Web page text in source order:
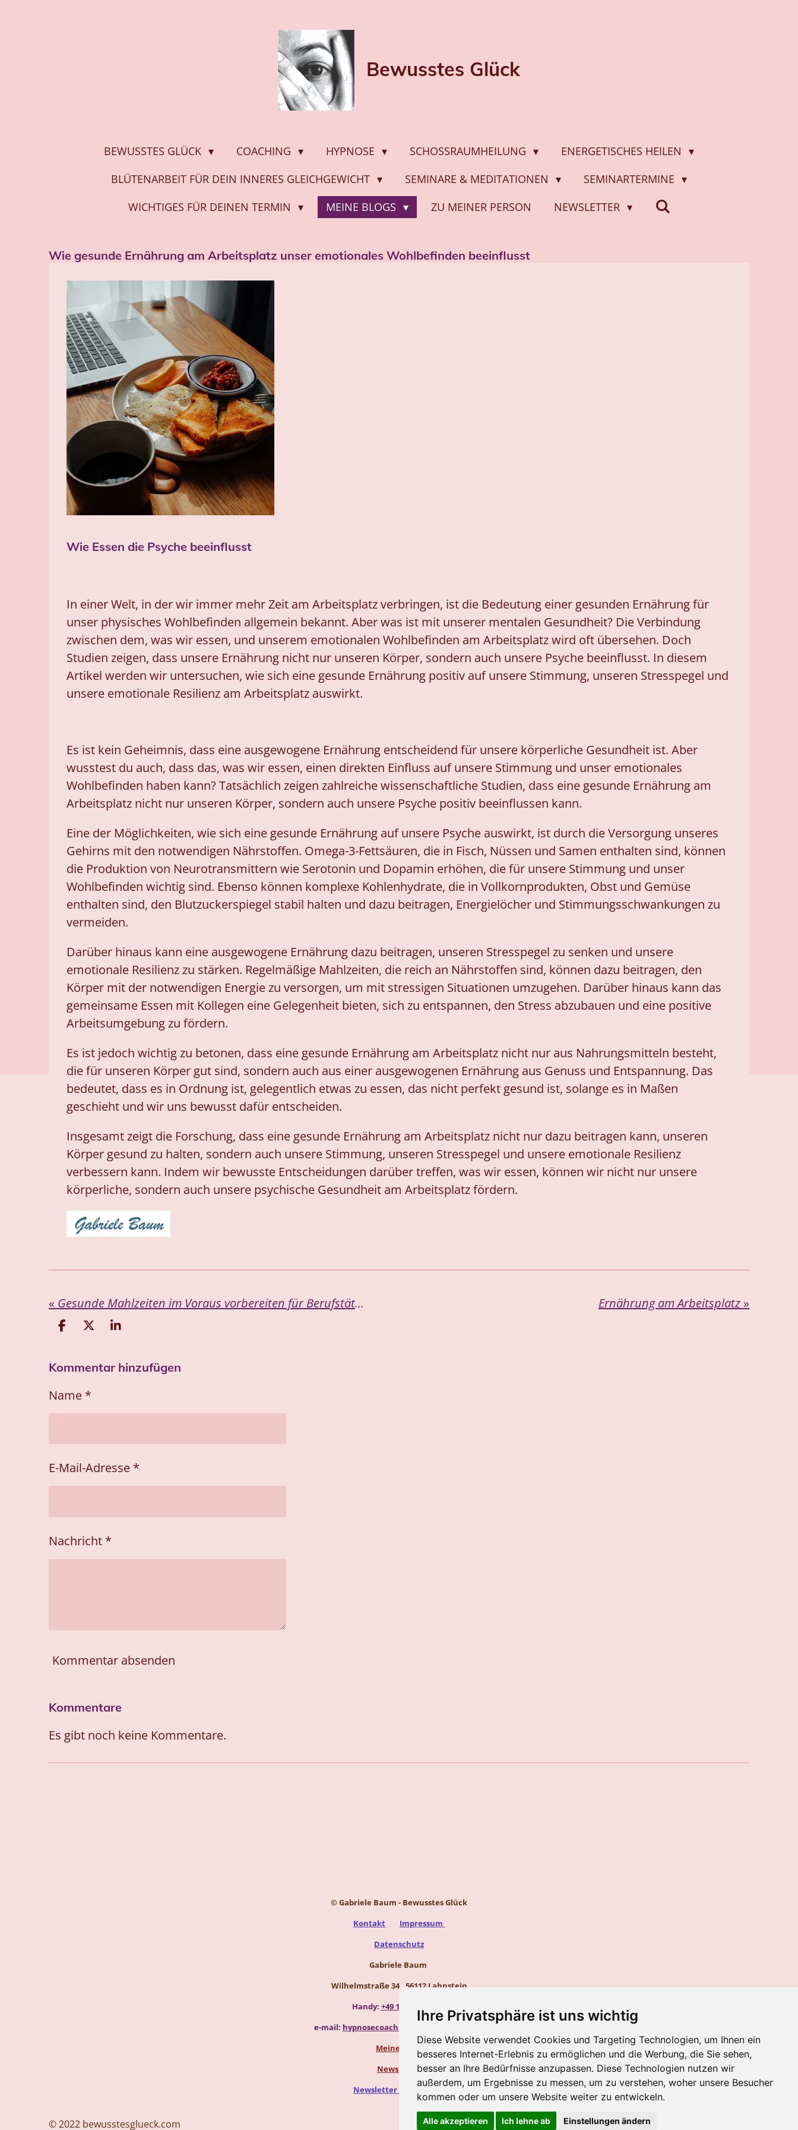
Ihre Privatsphäre ist uns wichtig
Diese Website verwendet Cookies und Targeting Technologien, um Ihnen ein
besseres Internet-Erlebnis zu ermöglichen und die Werbung, die Sie sehen,
besser an Ihre Bedürfnisse anzupassen. Diese Technologien nutzen wir
außerdem, um Ergebnisse zu messen, um zu verstehen, woher unsere Besucher
kommen oder um unsere Website weiter zu entwickeln.
Alle akzeptieren Ich lehne ab Einstellungen ändern
Bewusstes Glück
BEWUSSTES GLÜCK COACHING HYPNOSE SCHOSSRAUMHEILUNG
ENERGETISCHES HEILEN
BLÜTENARBEIT FÜR DEIN INNERES GLEICHGEWICHT
SEMINARE & MEDITATIONEN
SEMINARTERMINE
WICHTIGES FÜR DEINEN TERMIN
MEINE BLOGS ZU MEINER PERSON NEWSLETTER
Wie gesunde Ernährung am Arbeitsplatz unser emotionales Wohlbefinden beeinflusst
Wie Essen die Psyche beeinflusst
In einer Welt, in der wir immer mehr Zeit am Arbeitsplatz verbringen, ist die Bedeutung einer gesunden Ernährung für
unser physisches Wohlbefinden allgemein bekannt. Aber was ist mit unserer mentalen Gesundheit? Die Verbindung
zwischen dem, was wir essen, und unserem emotionalen Wohlbefinden am Arbeitsplatz wird oft übersehen. Doch
Studien zeigen, dass unsere Ernährung nicht nur unseren Körper, sondern auch unsere Psyche beeinflusst. In diesem
Artikel werden wir untersuchen, wie sich eine gesunde Ernährung positiv auf unsere Stimmung, unseren Stresspegel und
unsere emotionale Resilienz am Arbeitsplatz auswirkt.
Es ist kein Geheimnis, dass eine ausgewogene Ernährung entscheidend für unsere körperliche Gesundheit ist. Aber
wusstest du auch, dass das, was wir essen, einen direkten Einfluss auf unsere Stimmung und unser emotionales
Wohlbefinden haben kann? Tatsächlich zeigen zahlreiche wissenschaftliche Studien, dass eine gesunde Ernährung am
Arbeitsplatz nicht nur unseren Körper, sondern auch unsere Psyche positiv beeinflussen kann.
Eine der Möglichkeiten, wie sich eine gesunde Ernährung auf unsere Psyche auswirkt, ist durch die Versorgung unseres
Gehirns mit den notwendigen Nährstoffen. Omega-3-Fettsäuren, die in Fisch, Nüssen und Samen enthalten sind, können
die Produktion von Neurotransmittern wie Serotonin und Dopamin erhöhen, die für unsere Stimmung und unser
Wohlbefinden wichtig sind. Ebenso können komplexe Kohlenhydrate, die in Vollkornprodukten, Obst und Gemüse
enthalten sind, den Blutzuckerspiegel stabil halten und dazu beitragen, Energielöcher und Stimmungsschwankungen zu
vermeiden.
Darüber hinaus kann eine ausgewogene Ernährung dazu beitragen, unseren Stresspegel zu senken und unsere
emotionale Resilienz zu stärken. Regelmäßige Mahlzeiten, die reich an Nährstoffen sind, können dazu beitragen, den
Körper mit der notwendigen Energie zu versorgen, um mit stressigen Situationen umzugehen. Darüber hinaus kann das
gemeinsame Essen mit Kollegen eine Gelegenheit bieten, sich zu entspannen, den Stress abzubauen und eine positive
Arbeitsumgebung zu fördern.
Es ist jedoch wichtig zu betonen, dass eine gesunde Ernährung am Arbeitsplatz nicht nur aus Nahrungsmitteln besteht,
die für unseren Körper gut sind, sondern auch aus einer ausgewogenen Ernährung aus Genuss und Entspannung. Das
bedeutet, dass es in Ordnung ist, gelegentlich etwas zu essen, das nicht perfekt gesund ist, solange es in Maßen
geschieht und wir uns bewusst dafür entscheiden.
Insgesamt zeigt die Forschung, dass eine gesunde Ernährung am Arbeitsplatz nicht nur dazu beitragen kann, unseren
Körper gesund zu halten, sondern auch unsere Stimmung, unseren Stresspegel und unsere emotionale Resilienz
verbessern kann. Indem wir bewusste Entscheidungen darüber treffen, was wir essen, können wir nicht nur unsere
körperliche, sondern auch unsere psychische Gesundheit am Arbeitsplatz fördern.
« Gesunde Mahlzeiten im Voraus vorbereiten für Berufstätige und Eltern Ernährung am Arbeitsplatz »
T
l
n
T
l
n
T
l
Kommentar hinzufügen
Name *
E-Mail-Adresse *
Nachricht *
Kommentar absenden
Kommentare
Es gibt noch keine Kommentare.
© Gabriele Baum - Bewusstes Glück
Kontakt
Impressum
Datenschutz
Gabriele Baum
Wilhelmstraße 34, 56112 Lahnstein
Handy: +49 157 8450 2773
e-mail: hypnosecoaching.baum@gmail.com
Meine Blogs
Newsletter
Newsletter abbestellen
© 2022 bewusstesglueck.com Mit Unterstützung von